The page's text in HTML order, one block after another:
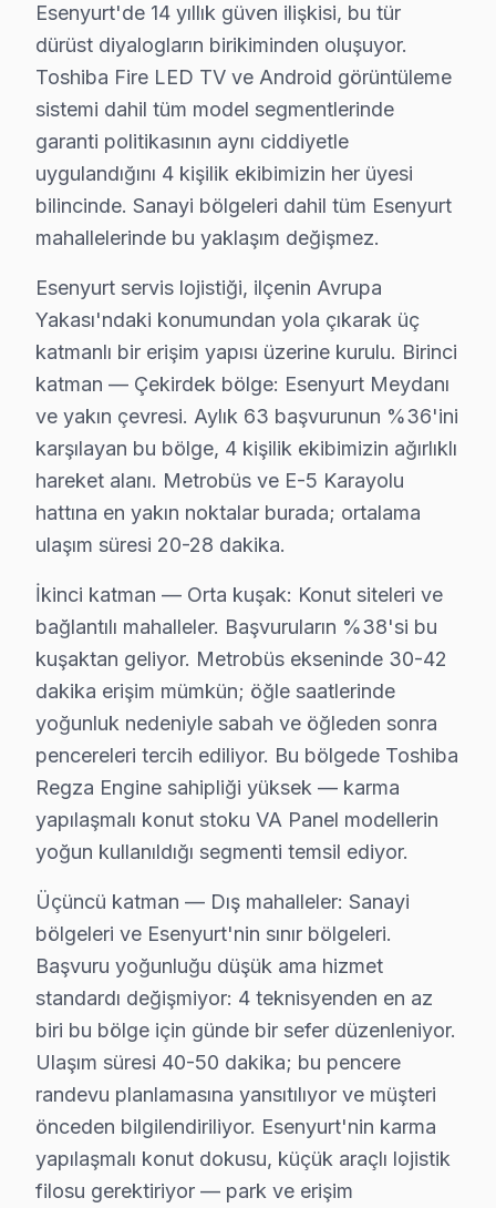
Bu sayfayla ilgili hizmet sayfaları:
↑ Toshiba Servis Ana Sayfası
↑ Esenyurt TV Servis Merkezi
Esenyurt Yakın İlçelerde Toshiba Servisi
· Arnavutköy Toshiba
· Avcılar Toshiba
· Bağcılar Toshiba
· Bahçelievler Toshiba
· Bakırköy Toshiba
· Başakşehir Toshiba
· Bayrampaşa Toshiba
· Beşiktaş Toshiba
· Esenyurt Sony
· Esenyurt Philips
· Esenyurt Samsung
· Esenyurt Panasonic
· Esenyurt Sharp
Esenyurt'de Toshiba TV Servisi Hakkında
Esenyurt'de Toshiba TV servis sorunuza tek
Toshiba Servis Deneyimimiz
✓ 15+ Yıl Deneyim
✓ Yazılı Garanti Belgesi
Esenyurt'de 14 yıllık güven ilişkisi, bu tür
dürüst diyalogların birikiminden oluşuyor.
Toshiba Fire LED TV ve Android görüntüleme
sistemi dahil tüm model segmentlerinde
garanti politikasının aynı ciddiyetle
uygulandığını 4 kişilik ekibimizin her üyesi
bilincinde. Sanayi bölgeleri dahil tüm Esenyurt
mahallelerinde bu yaklaşım değişmez.
Esenyurt servis lojistiği, ilçenin Avrupa
Yakası'ndaki konumundan yola çıkarak üç
katmanlı bir erişim yapısı üzerine kurulu. Birinci
katman — Çekirdek bölge: Esenyurt Meydanı
ve yakın çevresi. Aylık 63 başvurunun %36'ini
karşılayan bu bölge, 4 kişilik ekibimizin ağırlıklı
hareket alanı. Metrobüs ve E-5 Karayolu
hattına en yakın noktalar burada; ortalama
ulaşım süresi 20-28 dakika.
İkinci katman — Orta kuşak: Konut siteleri ve
bağlantılı mahalleler. Başvuruların %38'si bu
kuşaktan geliyor. Metrobüs ekseninde 30-42
dakika erişim mümkün; öğle saatlerinde
yoğunluk nedeniyle sabah ve öğleden sonra
pencereleri tercih ediliyor. Bu bölgede Toshiba
Regza Engine sahipliği yüksek — karma
yapılaşmalı konut stoku VA Panel modellerin
yoğun kullanıldığı segmenti temsil ediyor.
Üçüncü katman — Dış mahalleler: Sanayi
bölgeleri ve Esenyurt'nin sınır bölgeleri.
Başvuru yoğunluğu düşük ama hizmet
standardı değişmiyor: 4 teknisyenden en az
biri bu bölge için günde bir sefer düzenleniyor.
Ulaşım süresi 40-50 dakika; bu pencere
randevu planlamasına yansıtılıyor ve müşteri
önceden bilgilendiriliyor. Esenyurt'nin karma
yapılaşmalı konut dokusu, küçük araçlı lojistik
filosu gerektiriyor — park ve erişim